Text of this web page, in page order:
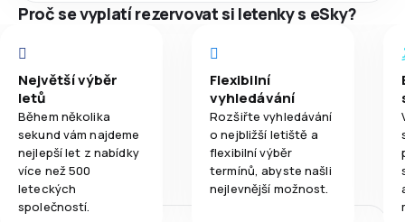
Proč se vyplatí rezervovat si letenky s eSky?
Největší výběr
letů
Během několika
sekund vám najdeme
nejlepší let z nabídky
více než 500
leteckých
společností.
Flexibilní
vyhledávání
Rozšiřte vyhledávání
o nejbližší letiště a
flexibilní výběr
termínů, abyste našli
nejlevnější možnost.